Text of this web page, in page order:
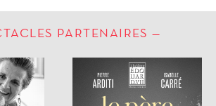
PARTENAIRES